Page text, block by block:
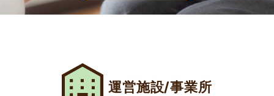
運営施設/事業所